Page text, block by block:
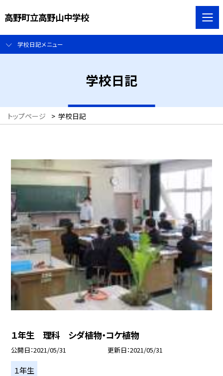
高野町立高野山中学校
学校日記メニュー
学校日記
トップページ > 学校日記
１年生 理科 シダ植物・コケ植物
公開日 2021/05/31 更新日 2021/05/31
１年生